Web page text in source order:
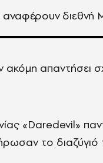
αναφέρουν διεθνή
απαντήσει
«Daredevil»
το διαζύγιό